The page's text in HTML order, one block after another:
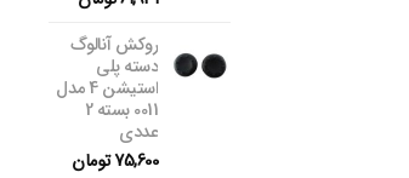
روکش آنالوگ
دسته پلی
استیشن 4 مدل
0011 بسته 2
عددی
75,600تومان